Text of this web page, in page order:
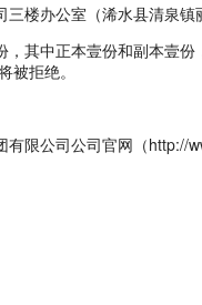
楼办公室（浠水县清泉镇
其中正本壹份和副本壹份
拒绝。
限公司公司官网（http://